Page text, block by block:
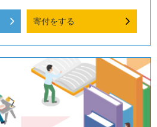
寄付をする